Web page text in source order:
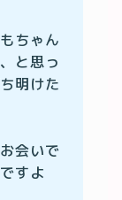
ちゃん
と思っ
明けた
会いで
すよ